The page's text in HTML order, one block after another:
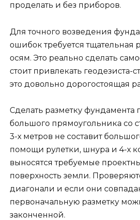
проделать и без приборов.
Для точного возведения
ошибок требуется тщательная
осям. Это реально сделать
стоит привлекать геодезиста-
это довольно дорогостоящая
Сделать разметку
большого прямоугольника со
3-х метров не составит
помощи рулетки, шнура и 4-х
выносятся требуемые
поверхность земли.
диагонали и если они
первоначальную разметку
законченной.